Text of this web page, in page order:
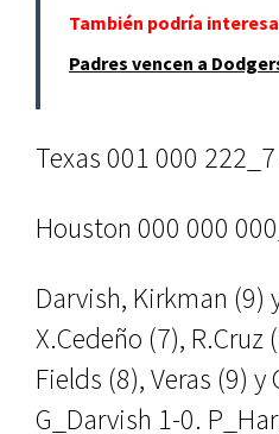
También podría
Padres vencen a
Texas 001 000
Houston 000 000
Darvish, Kirkman (9)
X.Cedeño (7), R.Cruz
Fields (8), Veras (9) y
G_Darvish 1-0.